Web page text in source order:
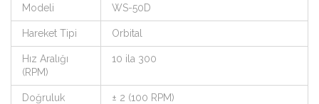
Modeli WS-50D
Hareket Tipi Orbital
Hız Aralığı
(RPM)
10 ila 300
Doğruluk
± 2 (100 RPM)